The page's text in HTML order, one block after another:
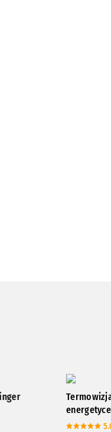
Termowizja w
energetyce
5.0 (99)